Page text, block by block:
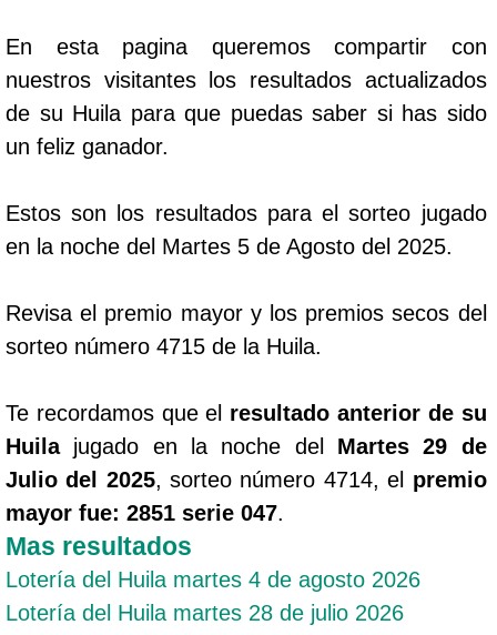
En esta pagina queremos compartir con
nuestros visitantes los resultados actualizados
de su Huila para que puedas saber si has sido
un feliz ganador.
Estos son los resultados para el sorteo jugado
en la noche del Martes 5 de Agosto del 2025.
Revisa el premio mayor y los premios secos del
sorteo número 4715 de la Huila.
Te recordamos que el resultado anterior de su
Huilajugado en la noche del Martes 29 de
Julio del 2025, sorteo número 4714, el premio
mayor fue: 2851 serie 047.
Mas resultados
Lotería del Huila martes 4 de agosto 2026
Lotería del Huila martes 28 de julio 2026